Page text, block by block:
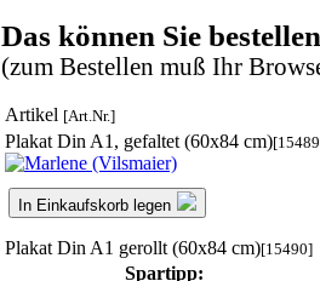
Das können Sie
(zum Bestellen muß Ihr
Artikel [Art.Nr.]
Plakat Din A1, gefaltet (60x84 cm)
In Einkaufskorb legen
Plakat Din A1 gerollt (60x84 cm)[15490]
Spartipp: